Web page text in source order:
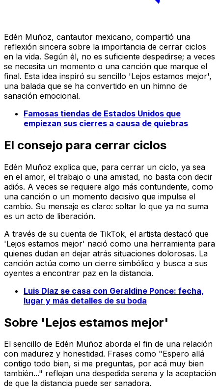
Edén Muñoz, cantautor mexicano, compartió una
reflexión sincera sobre la importancia de cerrar ciclos
en la vida. Según él, no es suficiente despedirse; a veces
se necesita un momento o una canción que marque el
final. Esta idea inspiró su sencillo 'Lejos estamos mejor',
una balada que se ha convertido en un himno de
sanación emocional.
Famosas tiendas de Estados Unidos que
empiezan sus cierres a causa de quiebras
El consejo para cerrar ciclos
Edén Muñoz explica que, para cerrar un ciclo, ya sea
en el amor, el trabajo o una amistad, no basta con decir
adiós. A veces se requiere algo más contundente, como
una canción o un momento decisivo que impulse el
cambio. Su mensaje es claro: soltar lo que ya no suma
es un acto de liberación.
A través de su cuenta de TikTok, el artista destacó que
'Lejos estamos mejor' nació como una herramienta para
quienes dudan en dejar atrás situaciones dolorosas. La
canción actúa como un cierre simbólico y busca a sus
oyentes a encontrar paz en la distancia.
Luis Díaz se casa con Geraldine Ponce: fecha,
lugar y más detalles de su boda
Sobre 'Lejos estamos mejor'
El sencillo de Edén Muñoz aborda el fin de una relación
con madurez y honestidad. Frases como "Espero allá
contigo todo bien, si me preguntas, por acá muy bien
también..." reflejan una despedida serena y la aceptación
de que la distancia puede ser sanadora.